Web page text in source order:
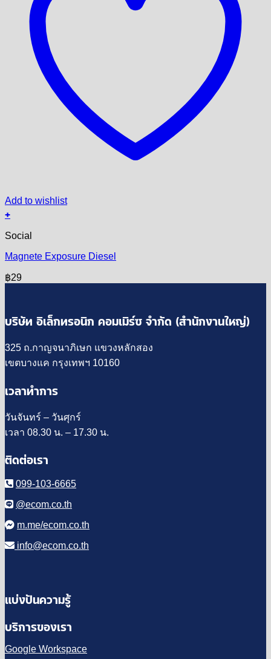
Add to wishlist
+
Social
Magnete Exposure Diesel
฿29
บริษัท อิเล็กทรอนิก คอมเมิร์ซ จำกัด (สำนักงานใหญ่)
325 ถ.กาญจนาภิเษก แขวงหลักสอง
เขตบางแค กรุงเทพฯ 10160
เวลาทำการ
วันจันทร์ – วันศุกร์
เวลา 08.30 น. – 17.30 น.
ติดต่อเรา
099-103-6665
@ecom.co.th
m.me/ecom.co.th
info@ecom.co.th
แบ่งปันความรู้
บริการของเรา
Google Workspace